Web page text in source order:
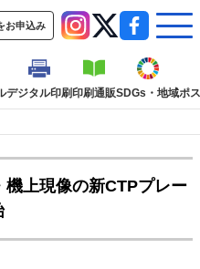
お申込み
デジタル印刷印刷通販SDGs・地域ポ
上現像の新CTPプレー